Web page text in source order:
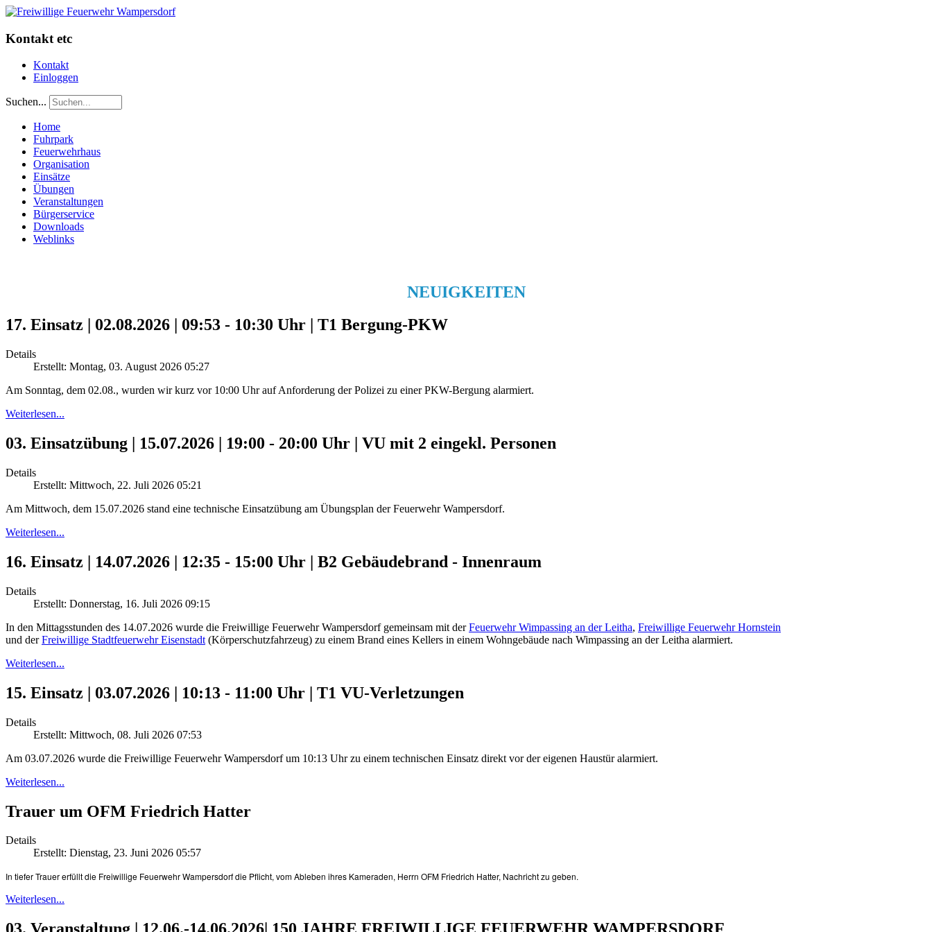
Kontakt etc
Kontakt
Einloggen
Suchen...
Home
Fuhrpark
Feuerwehrhaus
Organisation
Einsätze
Übungen
Veranstaltungen
Bürgerservice
Downloads
Weblinks
NEUIGKEITEN
17. Einsatz | 02.08.2026 | 09:53 - 10:30 Uhr | T1 Bergung-PKW
Details
Erstellt: Montag, 03. August 2026 05:27
Am Sonntag, dem 02.08., wurden wir kurz vor 10:00 Uhr auf Anforderung der Polizei zu einer PKW-Bergung alarmiert.
Weiterlesen...
03. Einsatzübung | 15.07.2026 | 19:00 - 20:00 Uhr | VU mit 2 eingekl. Personen
Details
Erstellt: Mittwoch, 22. Juli 2026 05:21
Am Mittwoch, dem 15.07.2026 stand eine technische Einsatzübung am Übungsplan der Feuerwehr Wampersdorf.
Weiterlesen...
16. Einsatz | 14.07.2026 | 12:35 - 15:00 Uhr | B2 Gebäudebrand - Innenraum
Details
Erstellt: Donnerstag, 16. Juli 2026 09:15
In den Mittagsstunden des 14.07.2026 wurde die Freiwillige Feuerwehr Wampersdorf gemeinsam mit derFeuerwehr Wimpassing an der Leitha, Freiwillige Feuerwehr Hornstein
und derFreiwillige Stadtfeuerwehr Eisenstadt (Körperschutzfahrzeug) zu einem Brand eines Kellers in einem Wohngebäude nach Wimpassing an der Leitha alarmiert.
Weiterlesen...
15. Einsatz | 03.07.2026 | 10:13 - 11:00 Uhr | T1 VU-Verletzungen
Details
Erstellt: Mittwoch, 08. Juli 2026 07:53
Am 03.07.2026 wurde die Freiwillige Feuerwehr Wampersdorf um 10:13 Uhr zu einem technischen Einsatz direkt vor der eigenen Haustür alarmiert.
Weiterlesen...
Trauer um OFM Friedrich Hatter
Details
Erstellt: Dienstag, 23. Juni 2026 05:57
In tiefer Trauer erfüllt die Freiwillige Feuerwehr Wampersdorf die Pflicht, vom Ableben ihres Kameraden, Herrn OFM Friedrich Hatter, Nachricht zu geben.
Weiterlesen...